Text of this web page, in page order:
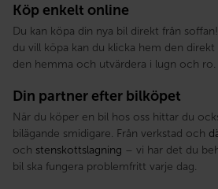
Köp enkelt online
Du kan köpa din nya bil direkt från
du vill köpa kan du klicka hem den
den hemma och utvärdera i lugn och ro.
Din partner efter bilköpet
När du köper en bil hos oss hittar du
bilägande smidigare. Från verkstad och
och stenskottslagning – vi har det du
bil ska fungera problemfritt varje dag.